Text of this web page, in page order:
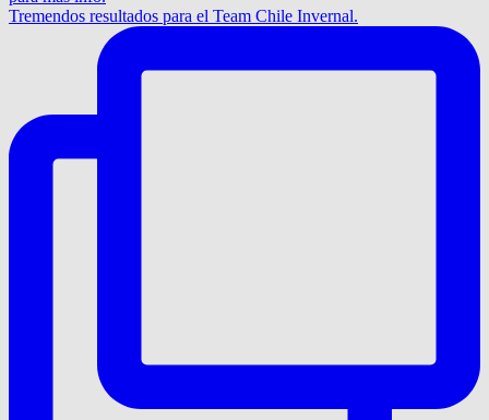
Tremendos resultados para el Team Chile Invernal.